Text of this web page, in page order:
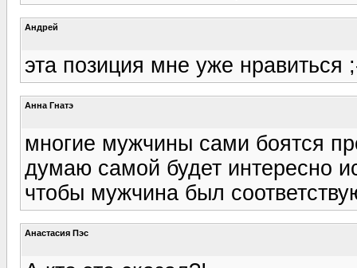
Андрей
эта позиция мне уже нравиться
Анна Гнатэ
многие мужчины сами боятся
думаю самой будет интересно
чтобы мужчина был
Анастасия Пэс